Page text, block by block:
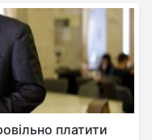
платити